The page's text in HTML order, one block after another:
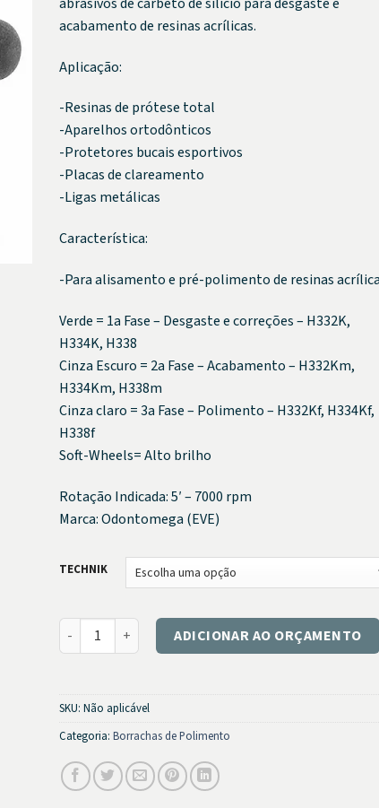
acabamento de resinas acrílicas.
Aplicação:
-Resinas de prótese total
-Aparelhos ortodônticos
-Protetores bucais esportivos
-Placas de clareamento
-Ligas metálicas
Característica:
-Para alisamento e pré-polimento de resinas
Verde = 1a Fase – Desgaste e correções – H332K,
H334K, H338
Cinza Escuro = 2a Fase – Acabamento – H332Km,
H334Km, H338m
Cinza claro = 3a Fase – Polimento – H332Kf, H334Kf,
H338f
Soft-Wheels= Alto brilho
Rotação Indicada: 5′ – 7000 rpm
Marca: Odontomega (EVE)
TECHNIK
PM para Resinas Acrílicas TECHNIK quantidade
ADICIONAR AO ORÇAMENTO
SKU: Não aplicável
Categoria: Borrachas de Polimento